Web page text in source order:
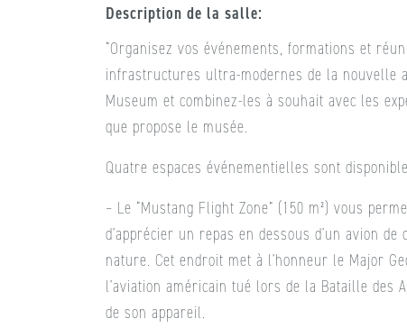
Description de la salle
“Organisez vos événements, formations et
infrastructures ultra-modernes de la nouvelle
Museum et combinez-les à souhait avec les
que propose le musée.
Quatre espaces événementielles sont
– Le “Mustang Flight Zone” (150 m²) vous
d’apprécier un repas en dessous d’un avion
nature. Cet endroit met à l’honneur le Major
l’aviation américain tué lors de la Bataille des
de son appareil.